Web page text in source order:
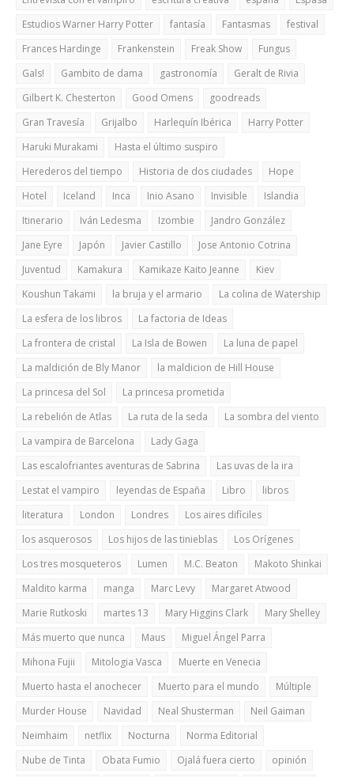
Estudios Warner Harry Potter
fantasía Fantasmas
festival
Frances Hardinge
Frankenstein Freak Show
Fungus
Gals!
Gambito de dama gastronomía
Geralt de Rivia
Gilbert K. Chesterton
Good Omens
goodreads
Gran Travesía
Grijalbo Harlequín Ibérica
Harry Potter
Haruki Murakami
Hasta el último suspiro
Herederos del tiempo
Historia de dos ciudades
Hope
Hotel
Iceland Inca Inio Asano Invisible
Islandia
Itinerario
Iván Ledesma Izombie
Jandro González
Jane Eyre
Japón Javier Castillo
Jose Antonio Cotrina
Juventud
Kamakura Kamikaze Kaito Jeanne
Kiev
Koushun Takami
la bruja y el armario
La colina de Watership
La esfera de los libros
La factoria de Ideas
La frontera de cristal
La Isla de Bowen
La luna de papel
La maldición de Bly Manor
la maldicion de Hill House
La princesa del Sol
La princesa prometida
La rebelión de Atlas
La ruta de la seda
La sombra del viento
La vampira de Barcelona
Lady Gaga
Las escalofriantes aventuras de Sabrina
Las uvas de la ira
Lestat el vampiro
leyendas de España Libro
libros
literatura
London Londres
Los aires difíciles
los asquerosos
Los hijos de las tinieblas
Los Orígenes
Los tres mosqueteros
Lumen M.C. Beaton
Makoto Shinkai
Maldito karma
manga Marc Levy
Margaret Atwood
Marie Rutkoski
martes 13 Mary Higgins Clark
Mary Shelley
Más muerto que nunca
Maus
Miguel Ángel Parra
Mihona Fujii
Mitologia Vasca
Muerte en Venecia
Muerto hasta el anochecer
Muerto para el mundo
Múltiple
Murder House
Navidad Neal Shusterman
Neil Gaiman
Neimhaim
netflix Nocturna
Norma Editorial
Nube de Tinta
Obata Fumio Ojalá fuera cierto
opinión